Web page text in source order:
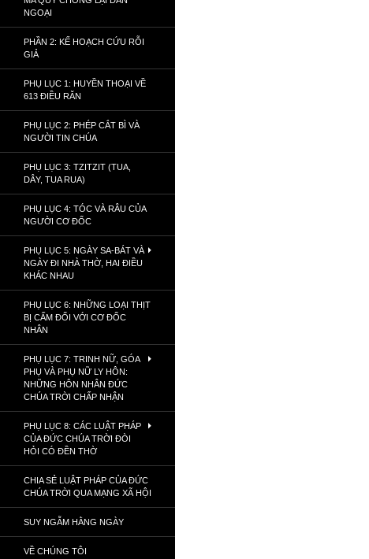
NGOẠI
PHẦN 2: KẾ HOẠCH CỨU RỖI
GIẢ
PHỤ LỤC 1: HUYỀN THOẠI VỀ
613 ĐIỀU RĂN
PHỤ LỤC 2: PHÉP CẮT BÌ VÀ
NGƯỜI TIN CHÚA
PHỤ LỤC 3: TZITZIT (TUA,
DÂY, TUA RUA)
PHỤ LỤC 4: TÓC VÀ RÂU CỦA
NGƯỜI CƠ ĐỐC
PHỤ LỤC 5: NGÀY SA-BÁT VÀ
NGÀY ĐI NHÀ THỜ, HAI ĐIỀU
KHÁC NHAU
PHỤ LỤC 6: NHỮNG LOẠI THỊT
BỊ CẤM ĐỐI VỚI CƠ ĐỐC
NHÂN
PHỤ LỤC 7: TRINH NỮ, GÓA
PHỤ VÀ PHỤ NỮ LY HÔN:
NHỮNG HÔN NHÂN ĐỨC
CHÚA TRỜI CHẤP NHẬN
PHỤ LỤC 8: CÁC LUẬT PHÁP
CỦA ĐỨC CHÚA TRỜI ĐÒI
HỎI CÓ ĐỀN THỜ
CHIA SẺ LUẬT PHÁP CỦA ĐỨC
CHÚA TRỜI QUA MẠNG XÃ HỘI
SUY NGẪM HẰNG NGÀY
VỀ CHÚNG TÔI